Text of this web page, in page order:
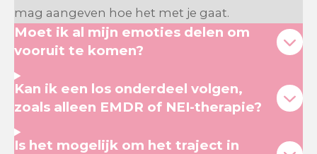
mag aangeven hoe het met je gaat.
Moet ik al mijn emoties delen om
vooruit te komen?
Kan ik een los onderdeel volgen,
zoals alleen EMDR of NEI-therapie?
Is het mogelijk om het traject in